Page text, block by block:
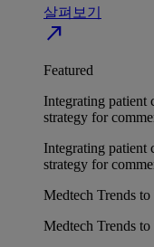
살펴보기
north_east
Featured
Integrating patient
strategy for
Integrating patient
strategy for
Medtech Trends
Medtech Trends